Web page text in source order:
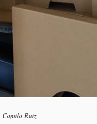
Camila Ruiz